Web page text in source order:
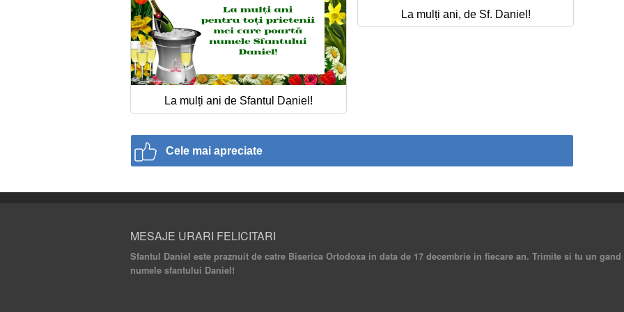
La mulți ani, de Sf. Daniel!
La mulți ani de Sfantul Daniel!
Cele mai apreciate
MESAJE URARI FELICITARI
Sfantul Daniel este praznuit de catre Biserica Ortodoxa in data de 17 decembrie in fiecare an. Trimite si tu un
numele sfantului Daniel!